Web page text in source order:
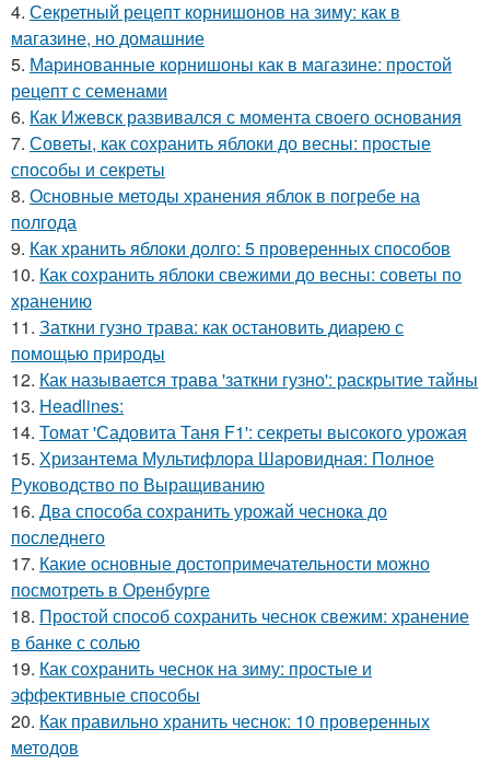
4. Секретный рецепт корнишонов на зиму: как в
магазине, но домашние
5. Маринованные корнишоны как в магазине: простой
рецепт с семенами
6. Как Ижевск развивался с момента своего основания
7. Советы, как сохранить яблоки до весны: простые
способы и секреты
8. Основные методы хранения яблок в погребе на
полгода
9. Как хранить яблоки долго: 5 проверенных способов
10. Как сохранить яблоки свежими до весны: советы по
хранению
11. Заткни гузно трава: как остановить диарею с
помощью природы
12. Как называется трава 'заткни гузно': раскрытие тайны
13. Headlines:
14. Томат 'Садовита Таня F1': секреты высокого урожая
15. Хризантема Мультифлора Шаровидная: Полное
Руководство по Выращиванию
16. Два способа сохранить урожай чеснока до
последнего
17. Какие основные достопримечательности можно
посмотреть в Оренбурге
18. Простой способ сохранить чеснок свежим: хранение
в банке с солью
19. Как сохранить чеснок на зиму: простые и
эффективные способы
20. Как правильно хранить чеснок: 10 проверенных
методов